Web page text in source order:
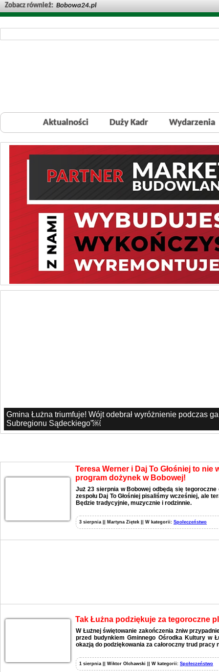
Zobacz również: Bobowa24.pl
Aktualności Duży Kadr Wydarzenia
Gmina Łużna triumfuje! Wójt odebrał wyróżnienie podczas
Subregionu Sądeckiego”￼
Teresa Werner i Daj To Głośniej to nie
program dożynek w Bobowej!
Już 23 sierpnia w Bobowej odbędą się
zespołu Daj To Głośniej pisaliśmy wcześniej, ale
Będzie tradycyjnie, muzycznie i rodzinnie.
3 sierpnia || Martyna Ziętek || W kategorii: Społeczeństwo
Tak Łużna podziękuje za tegoroczne
W Łużnej świętowanie zakończenia żniw
przed budynkiem Gminnego Ośrodka Kultury w
okazją do podziękowania za całoroczny trud pracy
1 sierpnia || Wiktor Olchawski || W kategorii: Społeczeństwo